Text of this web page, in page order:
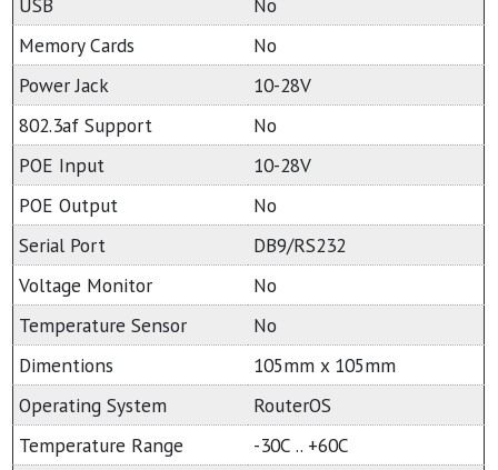
Memory Cards
No
Power Jack
10-28V
802.3af Support
No
POE Input
10-28V
POE Output
No
Serial Port
DB9/RS232
Voltage Monitor
No
Temperature Sensor
No
Dimentions
105mm x 105mm
Operating System
RouterOS
Temperature Range
-30C .. +60C